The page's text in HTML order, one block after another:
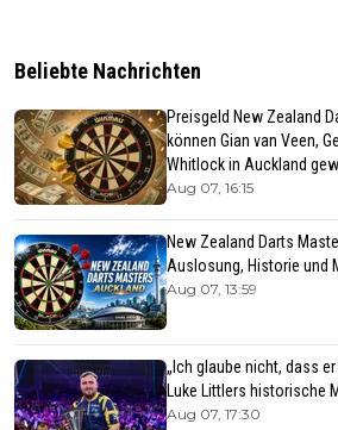
Beliebte Nachrichten
Preisgeld New Zealand
können Gian van Veen,
Whitlock in Auckland
Aug 07, 16:15
New Zealand Darts
Auslosung, Historie und
Aug 07, 13:59
„Ich glaube nicht, dass
Luke Littlers historische
Aug 07, 17:30